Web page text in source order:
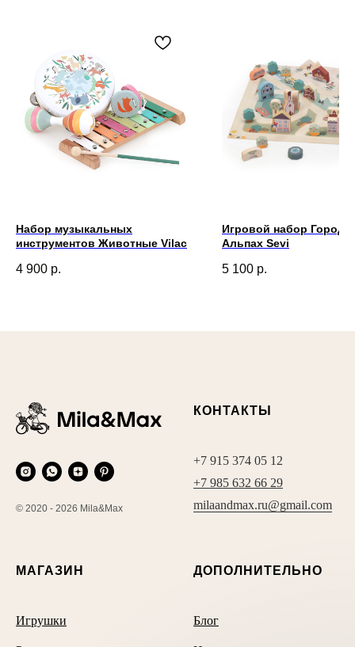
Набор музыкальных
инструментов Животные Vilac
4 900 р.
Игровой набор Город в
Альпах Sevi
5 100 р.
© 2020 - 2026 Mila&Max
КОНТАКТЫ
+7 915 374 05 12
+7 985 632 66 29
milaandmax.ru@gmail.com
МАГАЗИН
Игрушки
ДОПОЛНИТЕЛЬНО
Блог